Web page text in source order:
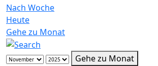
Nach Woche
Heute
Gehe zu Monat
Gehe zu Monat